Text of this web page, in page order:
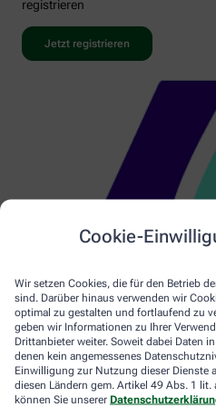
Cookie-
Wir setzen Cookies, die für den Betrieb
sind. Darüber hinaus verwenden wir
optimal zu gestalten und fortlaufend zu
geben wir Informationen zu Ihrer
Drittanbieter weiter. Soweit dabei Daten
denen kein angemessenes
Einwilligung zur Nutzung dieser Dienste
diesen Ländern gem. Artikel 49 Abs. 1 lit.
können Sie unserer
registrieren
Jetzt registrieren